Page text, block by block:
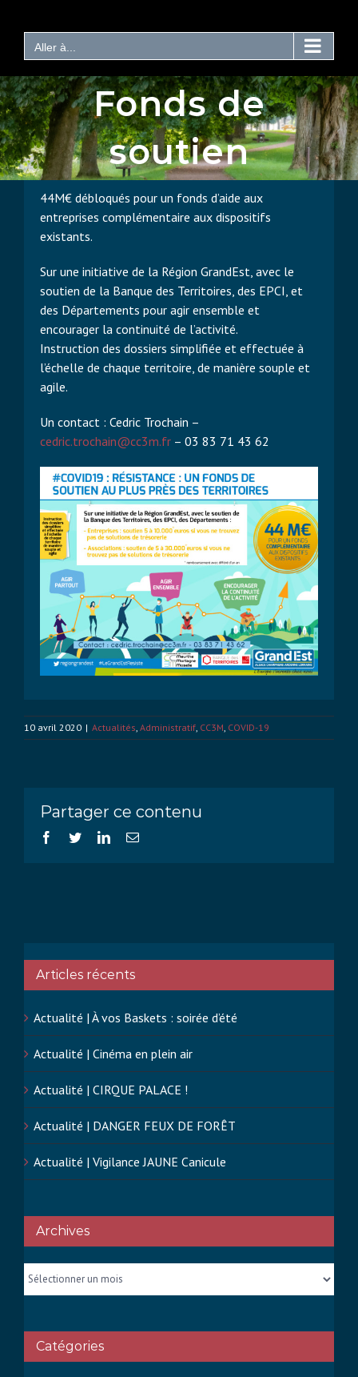
contenuAller à...
Fonds de
soutien
44M€ débloqués pour un fonds d’aide aux
entreprises complémentaire aux dispositifs
existants.
Sur une initiative de la Région GrandEst, avec le
soutien de la Banque des Territoires, des EPCI, et
des Départements pour agir ensemble et
encourager la continuité de l’activité.
Instruction des dossiers simplifiée et effectuée à
l’échelle de chaque territoire, de manière souple et
agile.
Un contact : Cedric Trochain –
cedric.trochain@cc3m.fr – 03 83 71 43 62
10 avril 2020 | Actualités, Administratif, CC3M, COVID-19
Partager ce contenu
Facebook
TwitterLinkedInEmail
Articles récents
Actualité | À vos Baskets : soirée d’été
Actualité | Cinéma en plein air
Actualité | CIRQUE PALACE !
Actualité | DANGER FEUX DE FORÊT
Actualité | Vigilance JAUNE Canicule
Archives
Archives
Catégories